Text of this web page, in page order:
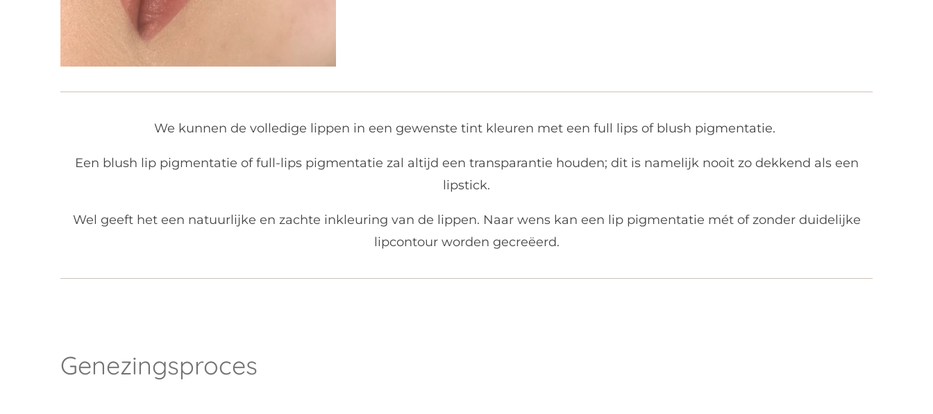
We kunnen de volledige lippen in een gewenste tint kleuren met een full lips of blush pigmentatie.
Een blush lip pigmentatie of full-lips pigmentatie zal altijd een transparantie houden; dit is namelijk nooit zo dekkend als een
lipstick.
Wel geeft het een natuurlijke en zachte inkleuring van de lippen. Naar wens kan een lip pigmentatie mét of zonder duidelijke
lipcontour worden gecreëerd.
Genezingsproces